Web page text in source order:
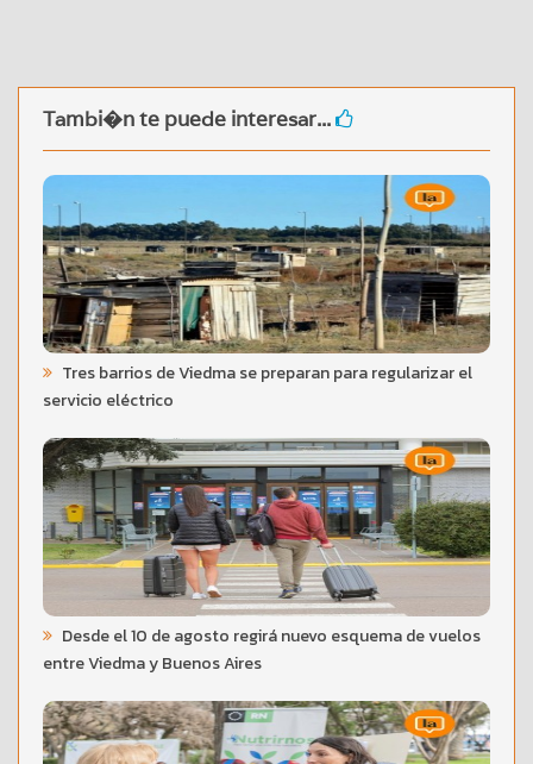
Tambi�n te puede interesar...
Tres barrios de Viedma se preparan para regularizar el
servicio eléctrico
Desde el 10 de agosto regirá nuevo esquema de vuelos
entre Viedma y Buenos Aires